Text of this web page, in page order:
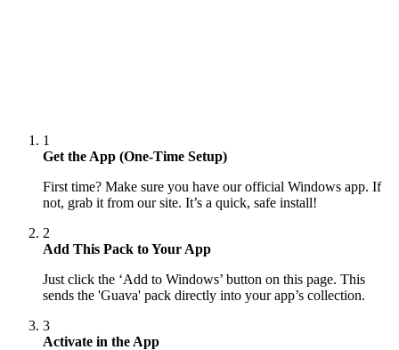
1
Get the App (One-Time Setup)
First time? Make sure you have our official Windows app. If
not, grab it from our site. It’s a quick, safe install!
2
Add This Pack to Your App
Just click the ‘Add to Windows’ button on this page. This
sends the 'Guava' pack directly into your app’s collection.
3
Activate in the App